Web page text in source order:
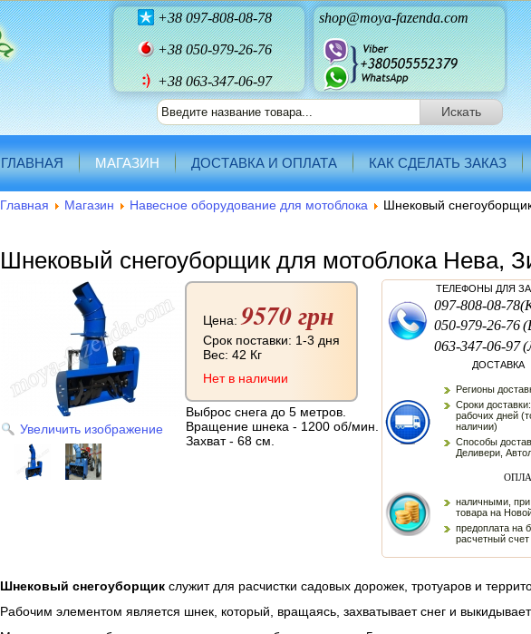
+38097-808-08-78 shop@moya-fazenda.com
+38050-979-26-76
+38 063-347-06-97
ГЛАВНАЯ МАГАЗИН ДОСТАВКА И ОПЛАТА КАК СДЕЛАТЬ ЗАКАЗ
Главная Магазин Навесное оборудование для мотоблока Шнековый
Шнековый снегоуборщик для мотоблока Нева,
Увеличить изображение
Цена: 9570 грн
Срок поставки: 1-3 дня
Вес:42 Кг
Нет в наличии
Выброс снега до 5 метров.
Вращение шнека - 1200 об/мин.
Захват - 68 см.
ТЕЛЕФОНЫ ДЛЯ
097-808-08-78
050-979-26-76
063-347-06-97
ДОСТАВКА
Регионы
Сроки
рабочих дней
наличии)
Способы
Деливери,
наличными,
товара на
предоплата на
расчетный счет
Шнековый снегоуборщик служит для расчистки садовых дорожек, тротуаров и
Рабочим элементом является шнек, который, вращаясь, захватывает снег и